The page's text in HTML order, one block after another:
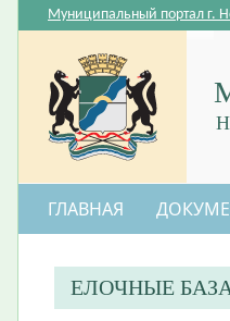
Муниципальный портал г.
ГЛАВНАЯ
ЕЛОЧНЫЕ